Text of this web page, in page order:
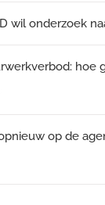
wil onderzoek
hoe
op de